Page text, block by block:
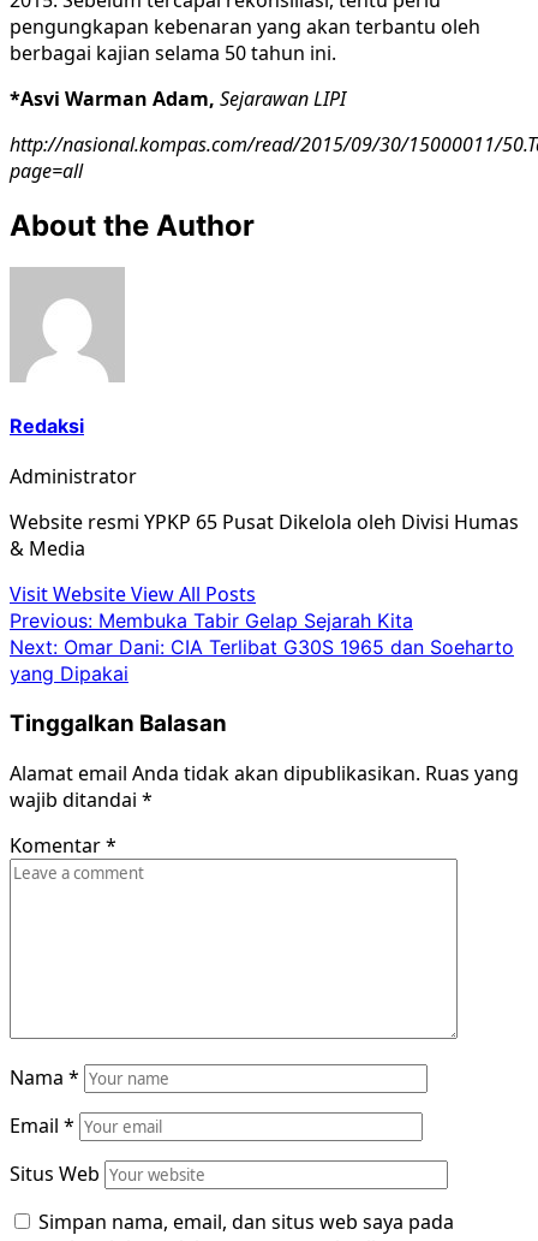
pengungkapan kebenaran yang akan terbantu oleh
berbagai kajian selama 50 tahun ini.
*Asvi Warman Adam, Sejarawan LIPI
http://nasional.kompas.com/read/2015/09/30/15000011/
page=all
About the Author
Redaksi
Administrator
Website resmi YPKP 65 Pusat Dikelola oleh Divisi Humas
& Media
Visit WebsiteView All Posts
Post
navigation
Previous: Membuka Tabir Gelap Sejarah Kita
Next: Omar Dani: CIA Terlibat G30S 1965 dan Soeharto
yang Dipakai
Tinggalkan Balasan
Alamat email Anda tidak akan dipublikasikan. Ruas yang
wajib ditandai *
Komentar*
Nama *
Email *
Situs Web
Simpan nama, email, dan situs web saya pada